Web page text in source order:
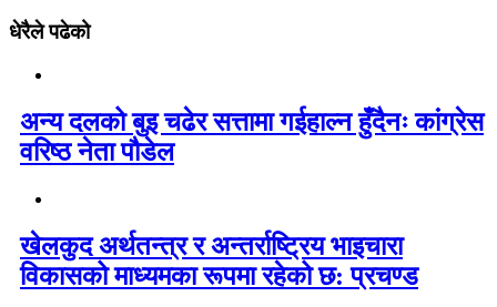
धेरैले पढेको
अन्य दलको बुइ चढेर सत्तामा गईहाल्न हुँदैनः कांग्रेस
वरिष्ठ नेता पौडेल
खेलकुद अर्थतन्त्र र अन्तर्राष्ट्रिय भाइचारा
विकासको माध्यमका रूपमा रहेको छ: प्रचण्ड